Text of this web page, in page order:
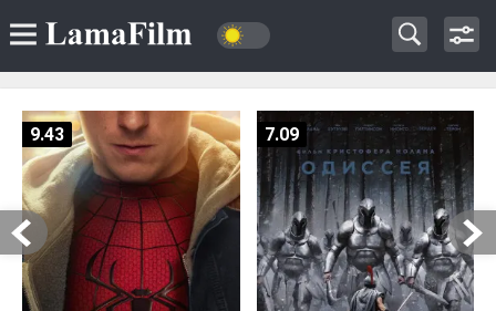
9.43 7.09